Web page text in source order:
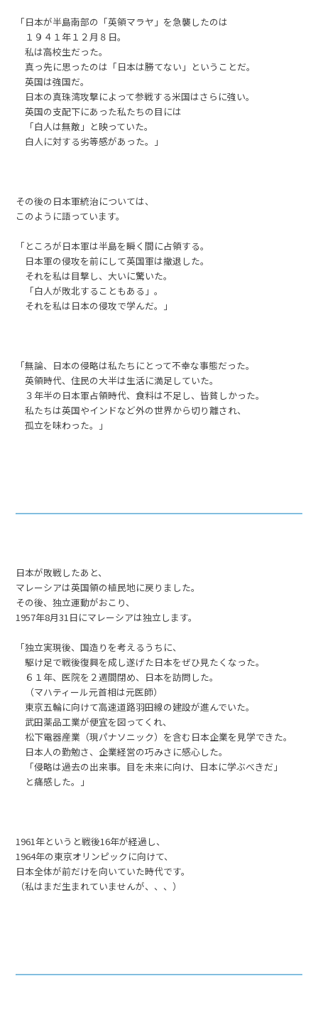
「日本が半島南部の「英領マラヤ」を急襲したのは
１９４１年１２月８日。
私は高校生だった。
真っ先に思ったのは「日本は勝てない」ということだ。
英国は強国だ。
日本の真珠湾攻撃によって参戦する米国はさらに強い。
英国の支配下にあった私たちの目には
「白人は無敵」と映っていた。
白人に対する劣等感があった。」
その後の日本軍統治については、
このように語っています。
「ところが日本軍は半島を瞬く間に占領する。
日本軍の侵攻を前にして英国軍は撤退した。
それを私は目撃し、大いに驚いた。
「白人が敗北することもある」。
それを私は日本の侵攻で学んだ。」
「無論、日本の侵略は私たちにとって不幸な事態だった。
英領時代、住民の大半は生活に満足していた。
３年半の日本軍占領時代、食料は不足し、皆貧しかった。
私たちは英国やインドなど外の世界から切り離され、
孤立を味わった。」
日本が敗戦したあと、
マレーシアは英国領の植民地に戻りました。
その後、独立運動がおこり、
1957年8月31日にマレーシアは独立します。
「独立実現後、国造りを考えるうちに、
駆け足で戦後復興を成し遂げた日本をぜひ見たくなった。
６１年、医院を２週間閉め、日本を訪問した。
（マハティール元首相は元医師）
東京五輪に向けて高速道路羽田線の建設が進んでいた。
武田薬品工業が便宜を図ってくれ、
松下電器産業（現パナソニック）を含む日本企業を見学できた。
日本人の勤勉さ、企業経営の巧みさに感心した。
「侵略は過去の出来事。目を未来に向け、日本に学ぶべきだ」
と痛感した。」
1961年というと戦後16年が経過し、
1964年の東京オリンピックに向けて、
日本全体が前だけを向いていた時代です。
（私はまだ生まれていませんが、、、）